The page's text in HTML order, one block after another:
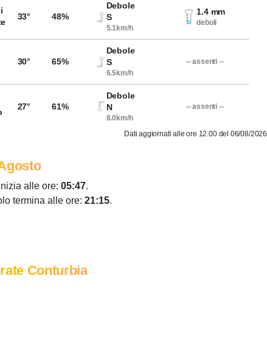
33° 48%
Debole
S
5.1km/h
1.4 mm
deboli
30° 65%
Debole
S
6.5km/h
-- assenti --
27° 61%
Debole
N
8.0km/h
-- assenti --
Dati aggiornati alle ore 12.00 del 06/08/2026
alle ore: 05:47.
termina alle ore: 21:15.
Conturbia